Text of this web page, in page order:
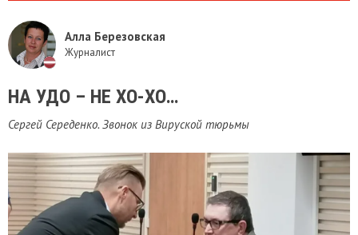
Алла Березовская
Журналист
НА УДО – НЕ ХО-ХО…
Сергей Середенко. Звонок из Вируской тюрьмы